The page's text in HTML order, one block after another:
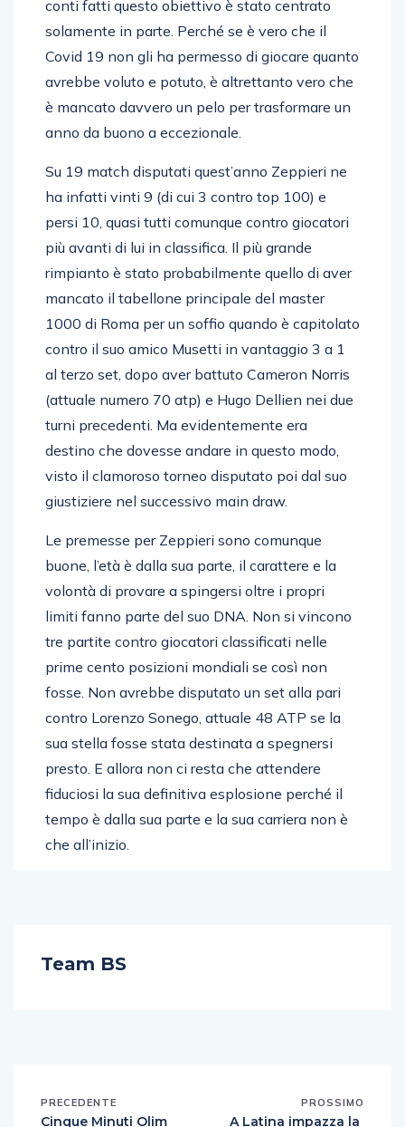
conti fatti questo obiettivo è stato centrato
solamente in parte. Perché se è vero che il
Covid 19 non gli ha permesso di giocare quanto
avrebbe voluto e potuto, è altrettanto vero che
è mancato davvero un pelo per trasformare un
anno da buono a eccezionale.
Su 19 match disputati quest’anno Zeppieri ne
ha infatti vinti 9 (di cui 3 contro top 100) e
persi 10, quasi tutti comunque contro giocatori
più avanti di lui in classifica. Il più grande
rimpianto è stato probabilmente quello di aver
mancato il tabellone principale del master
1000 di Roma per un soffio quando è capitolato
contro il suo amico Musetti in vantaggio 3 a 1
al terzo set, dopo aver battuto Cameron Norris
(attuale numero 70 atp) e Hugo Dellien nei due
turni precedenti. Ma evidentemente era
destino che dovesse andare in questo modo,
visto il clamoroso torneo disputato poi dal suo
giustiziere nel successivo main draw.
Le premesse per Zeppieri sono comunque
buone, l’età è dalla sua parte, il carattere e la
volontà di provare a spingersi oltre i propri
limiti fanno parte del suo DNA. Non si vincono
tre partite contro giocatori classificati nelle
prime cento posizioni mondiali se così non
fosse. Non avrebbe disputato un set alla pari
contro Lorenzo Sonego, attuale 48 ATP se la
sua stella fosse stata destinata a spegnersi
presto. E allora non ci resta che attendere
fiduciosi la sua definitiva esplosione perché il
tempo è dalla sua parte e la sua carriera non è
che all’inizio.
Team BS
PRECEDENTE
Cinque Minuti Olim
PROSSIMO
A Latina impazza la